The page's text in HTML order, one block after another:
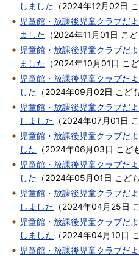
しました （2024年12月02日
児童館・放課後児童クラブだ
ました （2024年11月01日 こ
児童館・放課後児童クラブだ
ました （2024年10月01日 こ
児童館・放課後児童クラブだ
した （2024年09月02日 こど
児童館・放課後児童クラブだ
しました （2024年07月01日
児童館・放課後児童クラブだ
した （2024年06月03日 こど
児童館・放課後児童クラブだ
した （2024年05月01日 こど
児童館・放課後児童クラブだ
しました （2024年04月25日
児童館・放課後児童クラブだ
しました （2024年04月10日
児童館・放課後児童クラブだ